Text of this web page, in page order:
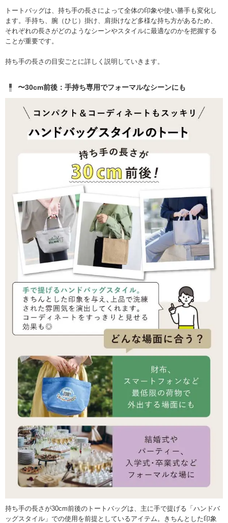
トートバッグは、持ち手の長さによって全体の印象や使い勝手も変化し
ます。手持ち、腕（ひじ）掛け、肩掛けなど多様な持ち方があるため、
それぞれの長さがどのようなシーンやスタイルに最適なのかを把握する
ことが重要です。
持ち手の長さの目安ごとに詳しく説明していきます。
〜30cm前後：手持ち専用でフォーマルなシーンにも
持ち手の長さが30cm前後のトートバッグは、主に手で提げる「ハンドバ
ッグスタイル」での使用を前提としているアイテム。きちんとした印象